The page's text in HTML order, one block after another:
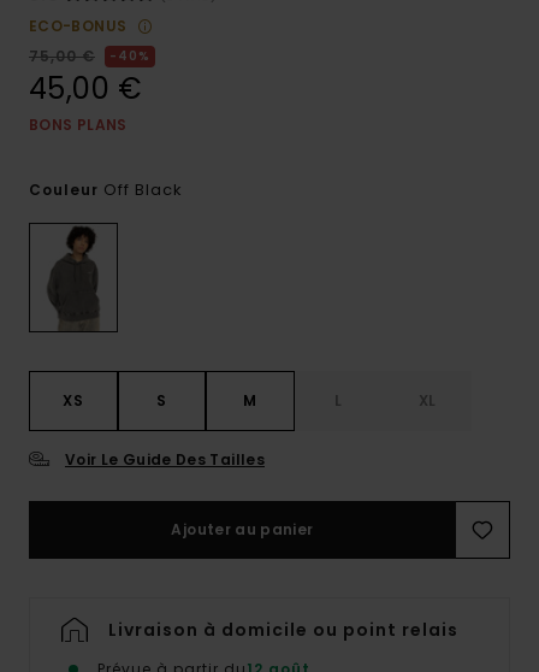
ECO-BONUS
75,00 €
40%
45,00 €
BONS PLANS
Couleur Off Black
XS S M L XL
Voir Le Guide Des Tailles
Ajouter au panier
Livraison à domicile ou point relais